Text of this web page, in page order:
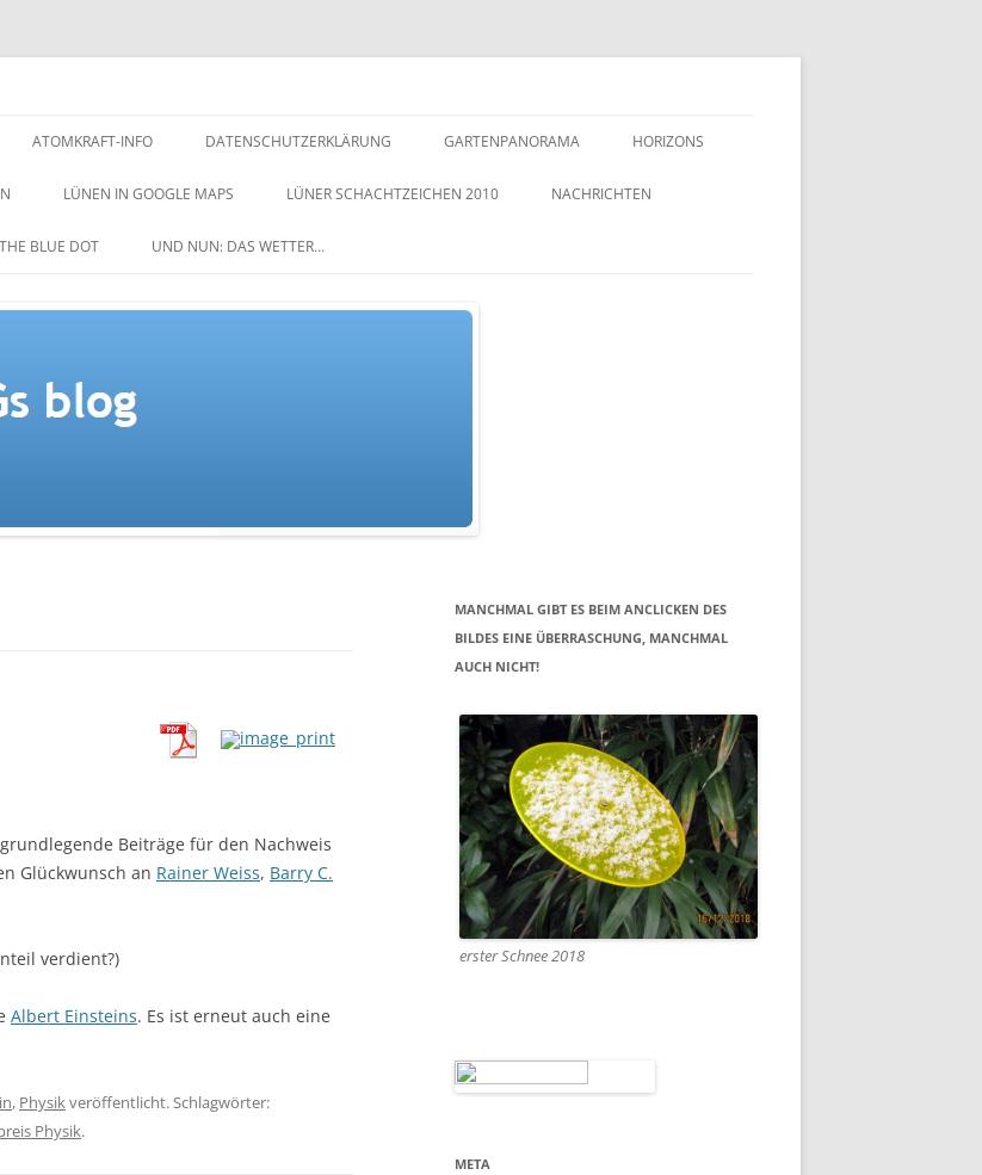
ATOMKRAFT-INFO DATENSCHUTZERKLÄRUNG GARTENPANORAMA HORIZONS
LÜNEN IN GOOGLE MAPS LÜNER SCHACHTZEICHEN 2010
NACHTZEICHEN-SCHACHTZEICHEN
NACHRICHTEN
THE BLUE DOT UND NUN: DAS WETTER…
Beiträge für den Nachweis
Glückwunsch an Rainer Weiss, Barry C.
verdient?)
Albert Einsteins. Es ist erneut auch eine
, Physikveröffentlicht. Schlagwörter:
Physik.
MANCHMAL GIBT ES BEIM ANCLICKEN DES
BILDES EINE ÜBERRASCHUNG, MANCHMAL
AUCH NICHT!
erster Schnee 2018
META